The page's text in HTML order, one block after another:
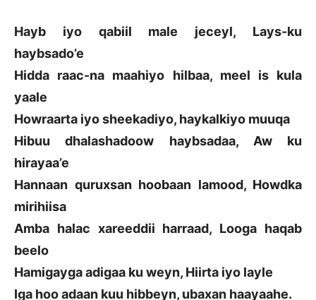
Hayb iyo qabiil male jeceyl, Lays-ku
haybsado’e
Hidda raac-na maahiyo hilbaa, meel is kula
yaale
Howraarta iyo sheekadiyo, haykalkiyo muuqa
Hibuu dhalashadoow haybsadaa, Aw ku
hirayaa’e
Hannaan quruxsan hoobaan lamood, Howdka
mirihiisa
Amba halac xareeddii harraad, Looga haqab
beelo
Hamigayga adigaa ku weyn, Hiirta iyo layle
Iga hoo adaan kuu hibbeyn, ubaxan haayaahe.